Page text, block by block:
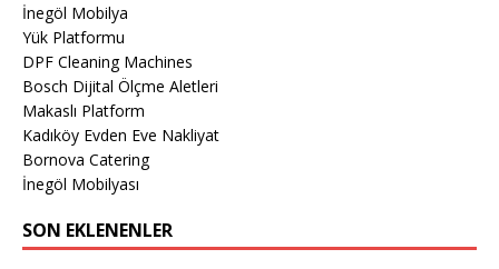
İnegöl Mobilya
Yük Platformu
DPF Cleaning Machines
Bosch Dijital Ölçme Aletleri
Makaslı Platform
Kadıköy Evden Eve Nakliyat
Bornova Catering
İnegöl Mobilyası
SON EKLENENLER